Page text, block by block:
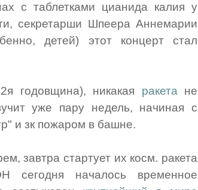
с таблетками цианида калия у
секретарши Шпеера Аннемарии
детей) этот концерт стал
годовщина), никакая ракета не
уже пару недель, начиная с
и зк пожаром в башне.
завтра стартует их косм. ракета
началось временное